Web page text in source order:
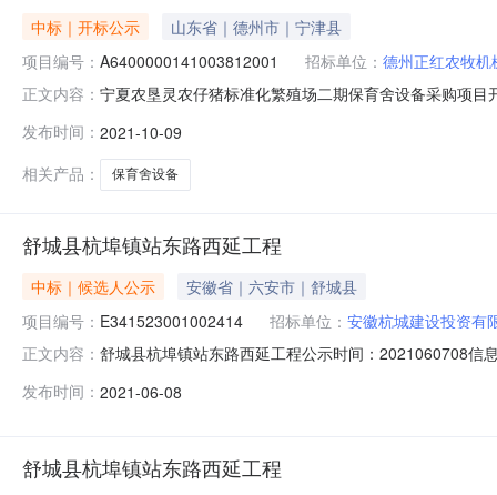
中标｜开标公示
山东省｜德州市｜宁津县
项目编号： A6400000141003812001 招标单位： 德州正红农牧机
正文内容： 宁夏农垦灵农仔猪标准化繁殖场二期保育舍设备采购项
限公司;报价:2425720.15元/%/单价;工期:70日历天;投标
发布时间： 2021-10-09
相关产品：
保育舍设备
舒城县杭埠镇站东路西延工程
中标｜候选人公示
安徽省｜六安市｜舒城县
项目编号： E341523001002414 招标单位： 安徽杭城建设投资有
正文内容： 舒城县杭埠镇站东路西延工程公示时间：2021060708信
式地址：舒城县城关镇广进久富广场3号楼15层电话：
发布时间： 2021-06-08
舒城县杭埠镇站东路西延工程